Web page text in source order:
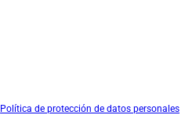
Política de protección de datos personales